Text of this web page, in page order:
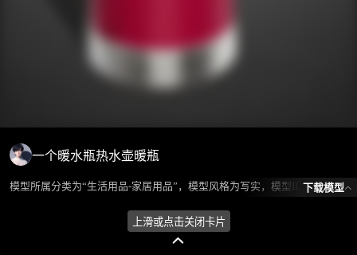
一个暖水瓶热水壶暖瓶
模型所属分类为“生活用品-家居用品”，模型风格为写实，模型ID为101110，本模型由设计师 ℒℴѵℯ蓝色的梦এ⁵²º᭄এ 在2024-08-13 13:12:19上传，含.fbx，.gltf相关源文件下载格式，点数为14581，面数为26160，材质数为4，贴图数为4，CG美术之家持续为您更新与数字孪生、影视动画和游戏VR等相关优质资源。
下载模型
上滑或点击关闭卡片